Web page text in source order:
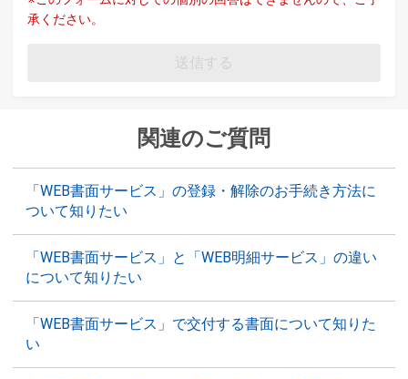
承ください。
送信する
関連のご質問
「WEB書面サービス」の登録・解除のお手続き方法に
ついて知りたい
「WEB書面サービス」と「WEB明細サービス」の違い
について知りたい
「WEB書面サービス」で交付する書面について知りた
い